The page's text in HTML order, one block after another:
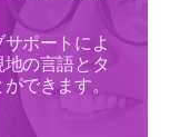
ポートによ
の言語とタ
できます。